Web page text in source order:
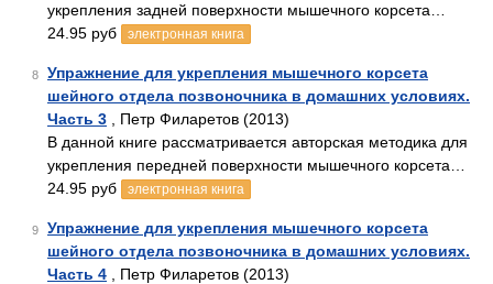
укрепления задней поверхности мышечного корсета…
24.95 руб
электронная книга
8
Упражнение для укрепления мышечного корсета
шейного отдела позвоночника в домашних условиях.
Часть 3 , Петр Филаретов (2013)
В данной книге рассматривается авторская методика для
укрепления передней поверхности мышечного корсета…
24.95 руб
электронная книга
9
Упражнение для укрепления мышечного корсета
шейного отдела позвоночника в домашних условиях.
Часть 4 , Петр Филаретов (2013)